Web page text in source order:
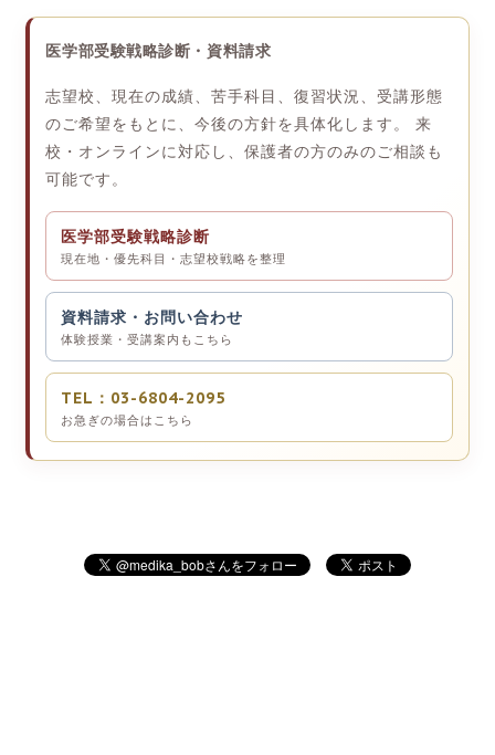
医学部受験戦略診断・資料請求
志望校、現在の成績、苦手科目、復習状況、受講形態
のご希望をもとに、今後の方針を具体化します。 来
校・オンラインに対応し、保護者の方のみのご相談も
可能です。
医学部受験戦略診断
現在地・優先科目・志望校戦略を整理
資料請求・お問い合わせ
体験授業・受講案内もこちら
TEL：03-6804-2095
お急ぎの場合はこちら